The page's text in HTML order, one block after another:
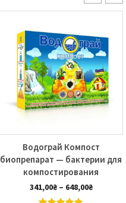
Водограй Компост
биопрепарат — бактерии для
компостирования
341,00₴ – 648,00₴